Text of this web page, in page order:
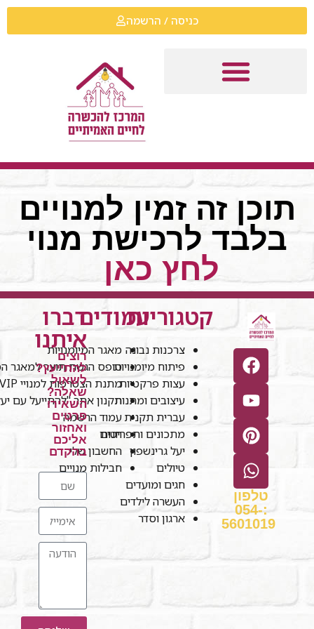
כניסה / הרשמה
תוכן זה זמין למנויים
בלבד לרכישת מנוי
לחץ כאן
טלפון
:054-
5601019
קטגוריות
צרכנות נבונה
פיתוח מיומנויות
עצות פרקטיות
עיצובים ומתנות
עברית תקנית
מתכונים ותפריטים
יעל גרינשפון
טיולים
חגים ומועדים
העשרה לילדים
ארגון וסדר
עמודים
מאגר המיומנויות
טופס הגשת תוצר למאגר
מתנת הצטרפות למנויי VIP
תקנון אתר "להתייעל עם
עמוד הרשמה
חנות
החשבון שלי
חבילות מנויים
דברו
איתנו
רוצים
להתייעץ?
לשאול
שאלה?
השאירו
פרטים
ואחזור
אליכם
בהקדם